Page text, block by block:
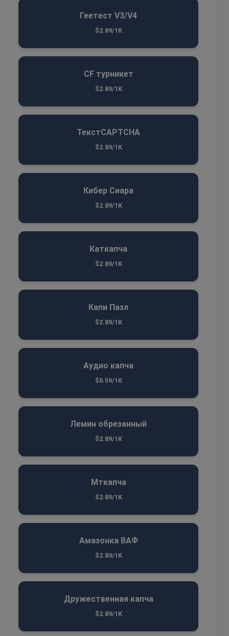
Геетест V3/V4
$2.89/1K
CF турникет
$2.89/1K
ТекстCAPTCHA
$2.89/1K
Кибер Сиара
$2.89/1K
Каткапча
$2.89/1K
Капи Пазл
$2.89/1K
Аудио капча
$0.59/1K
Лемин обрезанный
$2.89/1K
Мткапча
$2.89/1K
Амазонка ВАФ
$2.89/1K
Дружественная капча
$2.89/1K